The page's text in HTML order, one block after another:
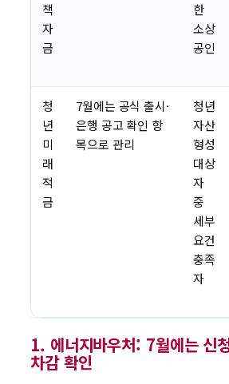
책
자
금
한
소상
공인
청
년
미
래
적
금
7월에는 공식 출시·
은행 공고 확인 항
목으로 관리
청년
자산
형성
대상
자
중
세부
요건
충족
자
1. 에너지바우처: 7월에는 신
차감 확인